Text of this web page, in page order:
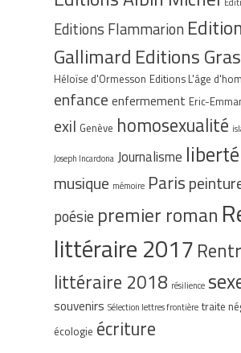
Editions Flammarion
Gallimard Editions
Héloïse d'Ormesson Editions L'âge
enfance enfermement Eric-
exil Genève homosexualité
Joseph Incardona Journalisme liberté
musique mémoire Paris
poésie premier roman
littéraire 2017
littéraire 2018 résilience
souvenirs Sélection lettres frontière traite
écologie écriture